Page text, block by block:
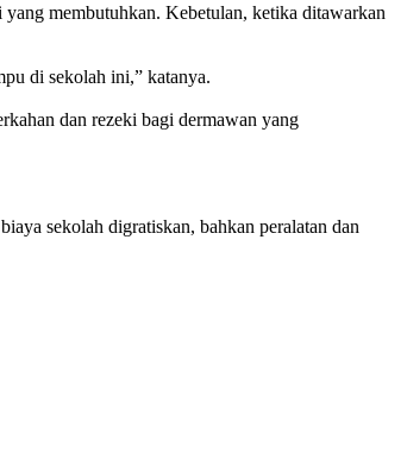
yang membutuhkan. Kebetulan, ketika ditawarkan
di sekolah ini,” katanya.
dan rezeki bagi dermawan yang
sekolah digratiskan, bahkan peralatan dan